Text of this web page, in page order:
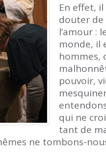
En effet,
douter
l’amour :
monde, il
hommes,
pouvoir,
qui ne
tant de
ne tombons-